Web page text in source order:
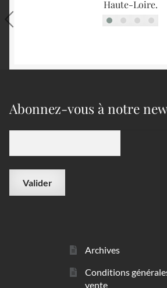
Haute-Loire.
Abonnez-vous à notre
Archives
Conditions
vente